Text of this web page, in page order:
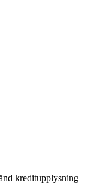
kreditupplysning